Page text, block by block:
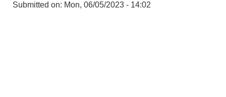
Submitted on: Mon, 06/05/2023 - 14:02